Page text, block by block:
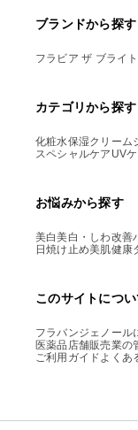
ブランドから探す
フラビア ザ ブライ
カテゴリから探す
化粧水保湿クリーム
スペシャルケア UV
お悩みから探す
美白美白・しわ改善
日焼け止め美肌健康
このサイトについ
フラバンジェノール
医薬品店舗販売業の
ご利用ガイドよくあ